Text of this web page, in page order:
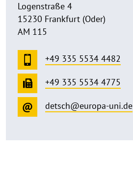
Logenstraße 4
15230 Frankfurt (Oder)
AM 115
+49 335 5534 4482
+49 335 5534 4775
detsch@europa-uni.de